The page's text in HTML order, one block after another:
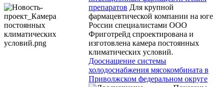
препаратов Для крупной
фармацевтической компании на юге
России специалистами ООО
Фриготрейд спроектирована и
изготовлена камера постоянных
климатических условий.
Дооснащение системы
холодоснабжения мясокомбината в
Приволжском федеральном округе